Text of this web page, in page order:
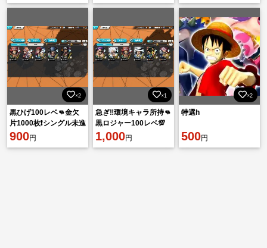
×2
黒ひげ100レベ👊金欠
片1000枚❗️シングル未進
行‼️
900円
×1
急ぎ‼️環境キャラ所持👊
黒ロジャー100レベ💯
1,000円
×2
特選h
500円